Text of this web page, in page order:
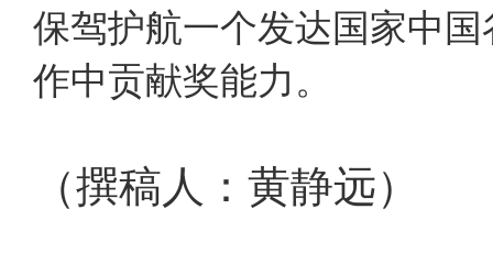
保驾护航一个发达国家中
作中贡献奖能力。
（撰稿人：黄静远）